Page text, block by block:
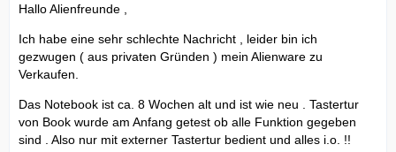
Hallo Alienfreunde ,
Ich habe eine sehr schlechte Nachricht , leider bin ich
gezwugen ( aus privaten Gründen ) mein Alienware zu
Verkaufen.
Das Notebook ist ca. 8 Wochen alt und ist wie neu . Tastertur
von Book wurde am Anfang getest ob alle Funktion gegeben
sind . Also nur mit externer Tastertur bedient und alles i.o. !!